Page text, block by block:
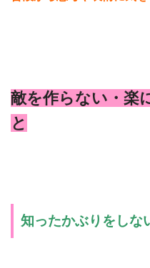
敵を作らない・楽
と
知ったかぶりをしな